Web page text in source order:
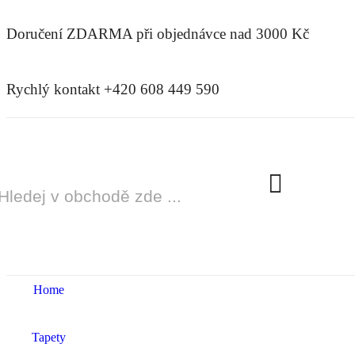
Doručení ZDARMA při objednávce nad 3000 Kč
Rychlý kontakt +420 608 449 590
Home
Tapety